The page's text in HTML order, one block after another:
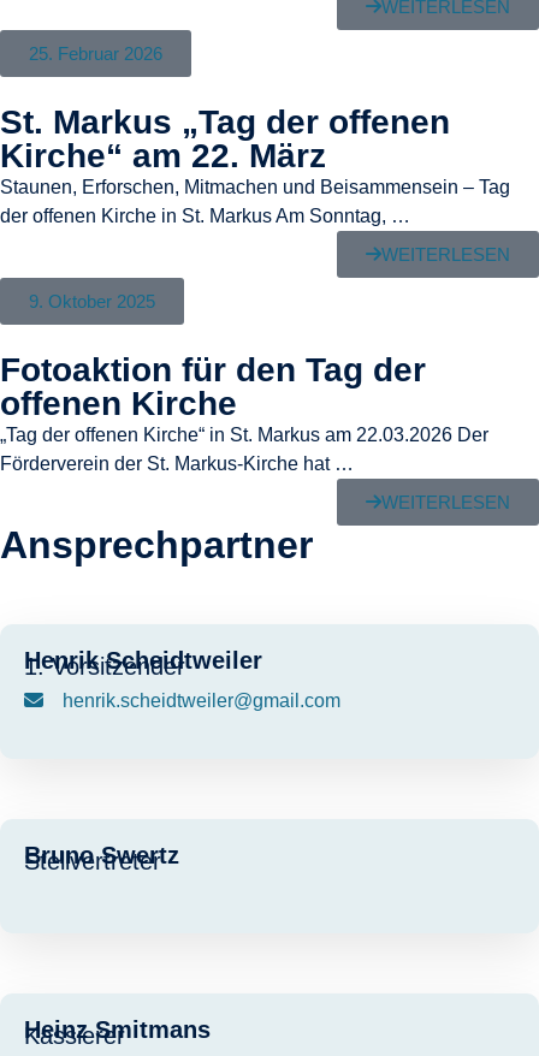
WEITERLESEN
25. Februar 2026
St. Markus „Tag der offenen
Kirche“ am 22. März
Staunen, Erforschen, Mitmachen und Beisammensein – Tag
der offenen Kirche in St. Markus Am Sonntag, …
WEITERLESEN
9. Oktober 2025
Fotoaktion für den Tag der
offenen Kirche
„Tag der offenen Kirche“ in St. Markus am 22.03.2026 Der
Förderverein der St. Markus-Kirche hat …
WEITERLESEN
Ansprechpartner
Henrik Scheidtweiler
1. Vorsitzender
henrik.scheidtweiler@gmail.com
Bruno Swertz
Stellvertreter
Heinz Smitmans
Kassierer